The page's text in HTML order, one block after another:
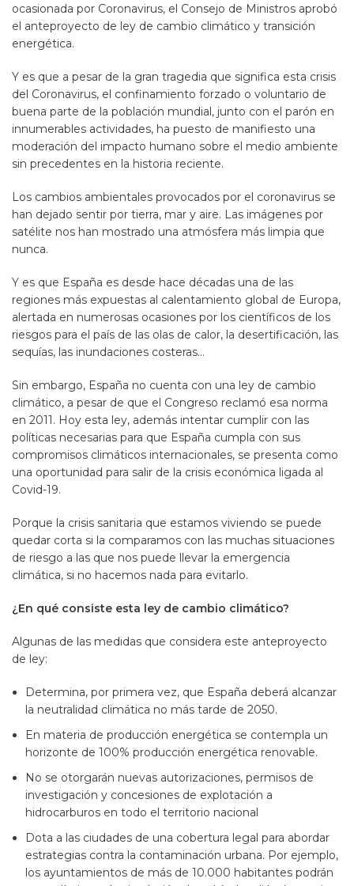
ocasionada por Coronavirus, el Consejo de Ministros aprobó
el anteproyecto de ley de cambio climático y transición
energética.
Y es que a pesar de la gran tragedia que significa esta crisis
del Coronavirus, el confinamiento forzado o voluntario de
buena parte de la población mundial, junto con el parón en
innumerables actividades, ha puesto de manifiesto una
moderación del impacto humano sobre el medio ambiente
sin precedentes en la historia reciente.
Los cambios ambientales provocados por el coronavirus se
han dejado sentir por tierra, mar y aire. Las imágenes por
satélite nos han mostrado una atmósfera más limpia que
nunca.
Y es que España es desde hace décadas una de las
regiones más expuestas al calentamiento global de Europa,
alertada en numerosas ocasiones por los científicos de los
riesgos para el país de las olas de calor, la desertificación, las
sequías, las inundaciones costeras…
Sin embargo, España no cuenta con una ley de cambio
climático, a pesar de que el Congreso reclamó esa norma
en 2011. Hoy esta ley, además intentar cumplir con las
políticas necesarias para que España cumpla con sus
compromisos climáticos internacionales, se presenta como
una oportunidad para salir de la crisis económica ligada al
Covid-19.
Porque la crisis sanitaria que estamos viviendo se puede
quedar corta si la comparamos con las muchas situaciones
de riesgo a las que nos puede llevar la emergencia
climática, si no hacemos nada para evitarlo.
¿En qué consiste esta ley de cambio climático?
Algunas de las medidas que considera este anteproyecto
de ley:
Determina, por primera vez, que España deberá alcanzar
la neutralidad climática no más tarde de 2050.
En materia de producción energética se contempla un
horizonte de 100% producción energética renovable.
No se otorgarán nuevas autorizaciones, permisos de
investigación y concesiones de explotación a
hidrocarburos en todo el territorio nacional
Dota a las ciudades de una cobertura legal para abordar
estrategias contra la contaminación urbana. Por ejemplo,
los ayuntamientos de más de 10.000 habitantes podrán